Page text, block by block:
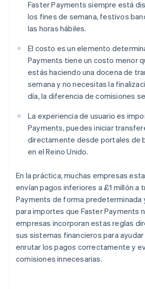
Faster Payments siempre está
los fines de semana, festivos
las horas hábiles.
El costo es un elemento
Payments tiene un costo menor
estás haciendo una docena de
semana y no necesitas la
día, la diferencia de comisiones
La experiencia de usuario es
Payments, puedes iniciar
directamente desde portales de
en el Reino Unido.
En la práctica, muchas empresas
envían pagos inferiores a £1 millón a
Payments de forma predeterminada
para importes que Faster Payments
empresas incorporan estas reglas
sus sistemas financieros para ayudar
enrutar los pagos correctamente y
comisiones innecesarias.